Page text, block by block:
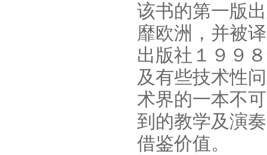
该书的第一版
靡欧洲，并被
出版社１９９
及有些技术性
术界的一本不
到的教学及演
借鉴价值。